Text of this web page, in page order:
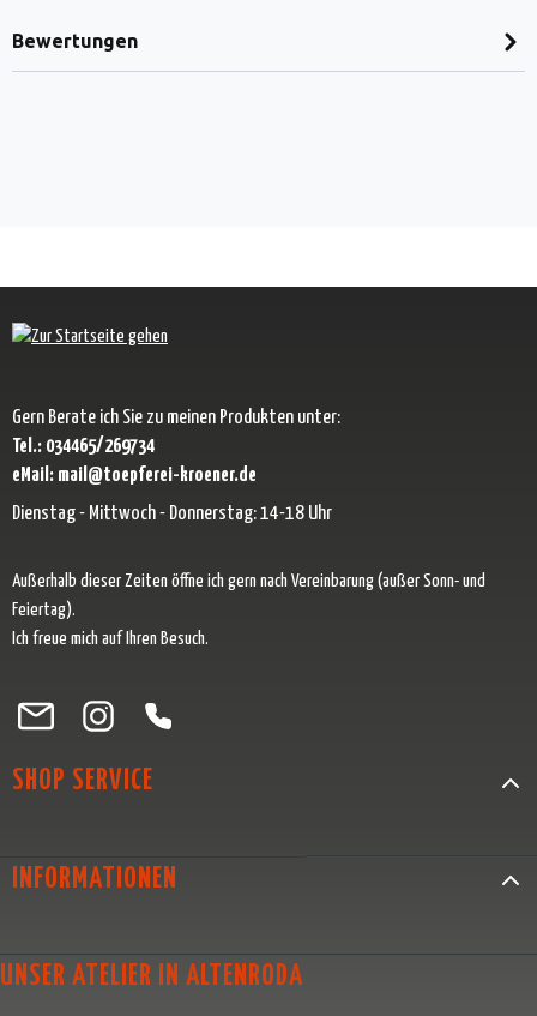
Bewertungen
Gern Berate ich Sie zu meinen Produkten unter:
Tel.: 034465/269734
eMail: mail@toepferei-kroener.de
Dienstag - Mittwoch - Donnerstag: 14-18 Uhr
Außerhalb dieser Zeiten öffne ich gern nach Vereinbarung (außer Sonn- und
Feiertag).
Ich freue mich auf Ihren Besuch.
Besuche uns auf Facebook – öffnet in neuem Tab (externer Link)
Schau auf Instagram vorbei – öffnet in neuem Tab (externer Link)
Lass dich auf Pinterest inspirieren – öffnet in neuem Tab
Folge uns auf X – öffnet in neuem Tab (externer Link)
SHOP SERVICE
INFORMATIONEN
UNSER ATELIER IN ALTENRODA